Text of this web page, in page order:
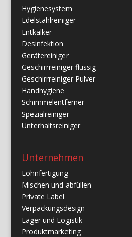
Hygienesystem
Edelstahlreiniger
Entkalker
Desinfektion
Gerätereiniger
Geschirrreiniger flüssig
Geschirrreiniger Pulver
Handhygiene
Schimmelentferner
Spezialreiniger
Unterhaltsreiniger
Unternehmen
Lohnfertigung
Mischen und abfüllen
Private Label
Verpackungsdesign
Lager und Logistik
Produktmarketing